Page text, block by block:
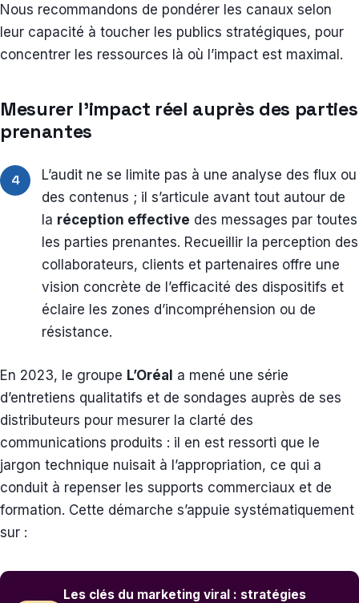
Nous recommandons de pondérer les canaux selon
leur capacité à toucher les publics stratégiques, pour
concentrer les ressources là où l’impact est maximal.
Mesurer l’impact réel auprès des parties
prenantes
4
L’audit ne se limite pas à une analyse des flux ou
des contenus ; il s’articule avant tout autour de
la réception effective des messages par toutes
les parties prenantes. Recueillir la perception des
collaborateurs, clients et partenaires offre une
vision concrète de l’efficacité des dispositifs et
éclaire les zones d’incompréhension ou de
résistance.
En 2023, le groupe L’Oréal a mené une série
d’entretiens qualitatifs et de sondages auprès de ses
distributeurs pour mesurer la clarté des
communications produits : il en est ressorti que le
jargon technique nuisait à l’appropriation, ce qui a
conduit à repenser les supports commerciaux et de
formation. Cette démarche s’appuie systématiquement
sur :
Les clés du marketing viral : stratégies